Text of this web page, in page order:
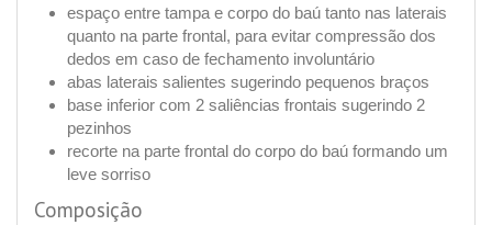
espaço entre tampa e corpo do baú tanto nas laterais
quanto na parte frontal, para evitar compressão dos
dedos em caso de fechamento involuntário
abas laterais salientes sugerindo pequenos braços
base inferior com 2 saliências frontais sugerindo 2
pezinhos
recorte na parte frontal do corpo do baú formando um
leve sorriso
Composição